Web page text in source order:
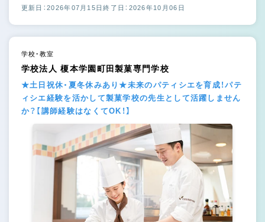
更新日：2026年07月15日終了日：2026年10月06日
学校・教室
学校法人 榎本学園町田製菓専門学校
★土日祝休・夏冬休みあり★未来のパティシエを育成！パテ
ィシエ経験を活かして製菓学校の先生として活躍しません
か？【講師経験はなくてOK！】